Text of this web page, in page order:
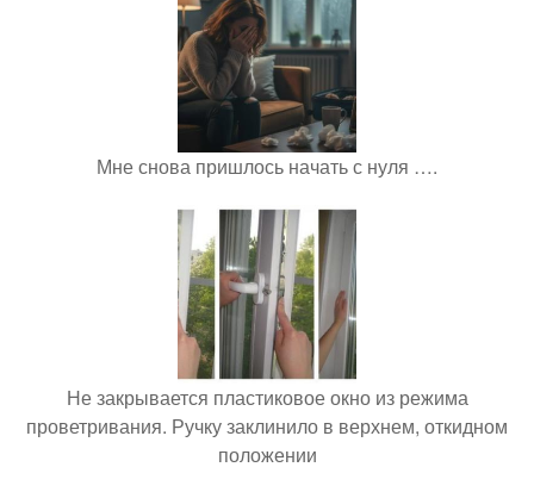
Мне снова пришлось начать с нуля ….
Не закрывается пластиковое окно из режима
проветривания. Ручку заклинило в верхнем, откидном
положении